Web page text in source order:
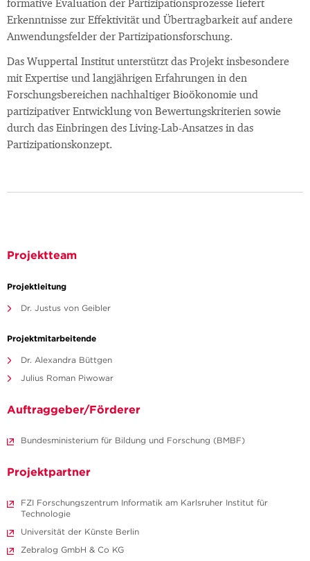
formative Evaluation der Partizipationsprozesse liefert
Erkenntnisse zur Effektivität und Übertragbarkeit auf andere
Anwendungsfelder der Partizipationsforschung.
Das Wuppertal Institut unterstützt das Projekt insbesondere
mit Expertise und langjährigen Erfahrungen in den
Forschungsbereichen nachhaltiger Bioökonomie und
partizipativer Entwicklung von Bewertungskriterien sowie
durch das Einbringen des Living-Lab-Ansatzes in das
Partizipationskonzept.
Projektteam
Projektleitung
Dr. Justus von Geibler
Projektmitarbeitende
Dr. Alexandra Büttgen
Julius Roman Piwowar
Auftraggeber/Förderer
Bundesministerium für Bildung und Forschung (BMBF)
Projektpartner
FZI Forschungszentrum Informatik am Karlsruher Institut für
Technologie
Universität der Künste Berlin
Zebralog GmbH & Co KG